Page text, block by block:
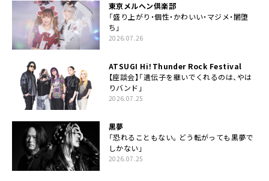
東京メルヘン倶楽部
「盛り上がり・個性・かわいい・マジメ・闇堕
ち」
2026.07.26
ATSUGI Hi！Thunder Rock Festival
【座談会】「遺伝子を継いでくれるのは、やは
りバンド」
2026.07.25
黒夢
「恐れることもない。どう転がっても黒夢で
しかない」
2026.07.25